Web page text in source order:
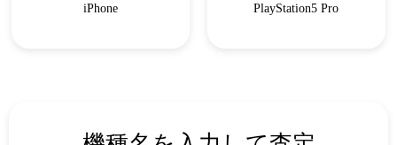
iPhone PlayStation5 Pro